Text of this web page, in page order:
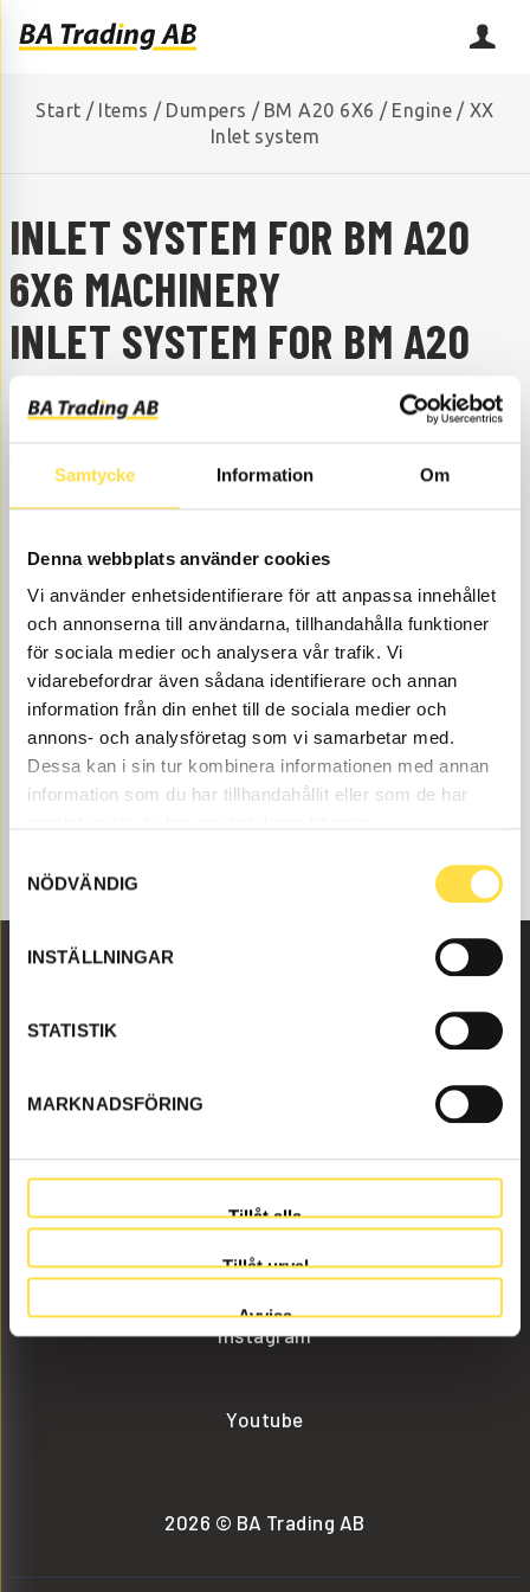
Samtycke Information Om
Denna webbplats använder cookies
Vi använder enhetsidentifierare för att anpassa innehållet
och annonserna till användarna, tillhandahålla funktioner
för sociala medier och analysera vår trafik. Vi
vidarebefordrar även sådana identifierare och annan
information från din enhet till de sociala medier och
annons- och analysföretag som vi samarbetar med.
Dessa kan i sin tur kombinera informationen med annan
information som du har tillhandahållit eller som de har
NÖDVÄNDIG
INSTÄLLNINGAR
STATISTIK
MARKNADSFÖRING
Tillåt alla
Tillåt urval
Avvisa
Start / Items / Dumpers / BM A20 6X6 / Engine / XX
Inlet system
INLET SYSTEM FOR BM A20
6X6 MACHINERY
INLET SYSTEM FOR BM A20
6X6
ARE YOU MISSING A SPARE PART?
Contact us and we will help you!
Inlet system to BM A20 6X6 dumpers are available as
parts here at BA Trading. Our machinery parts to
dumpers are available as new or used parts and
carefully refurbished machinery parts both original and
non-original. We have machinery like inlet system for
all Volvo construction machines and these machinery
parts like bracket (11030668, MR668, 4772126, 50152) to
inlet system that fits Volvo dumpers BM A20 6X6.
info@batrading.se
+46 (0) 152-32500
Instagram
Youtube
2026 © BA Trading AB